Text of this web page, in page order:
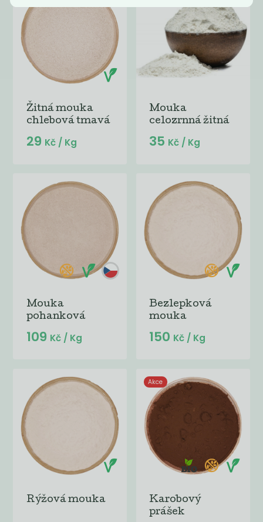
Žitná mouka
chlebová tmavá
29 Kč / Kg
Mouka
celozrnná žitná
35 Kč / Kg
Mouka
pohanková
109 Kč / Kg
Bezlepková
mouka
150 Kč / Kg
Rýžová mouka
Akce
Karobový
prášek